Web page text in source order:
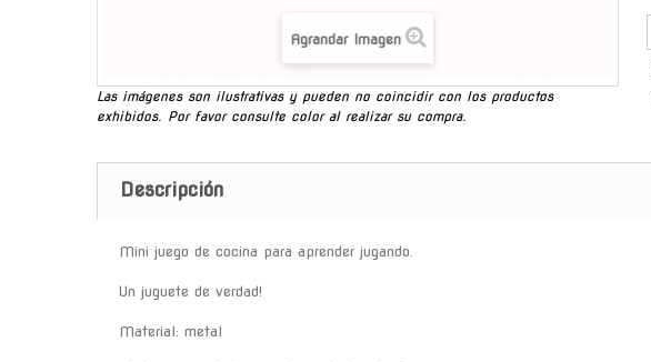
Agrandar Imagen
Las imágenes son ilustrativas y pueden no coincidir con los productos
exhibidos. Por favor consulte color al realizar su compra.
Descripción
Mini juego de cocina para aprender jugando.
Un juguete de verdad!
Material: metal